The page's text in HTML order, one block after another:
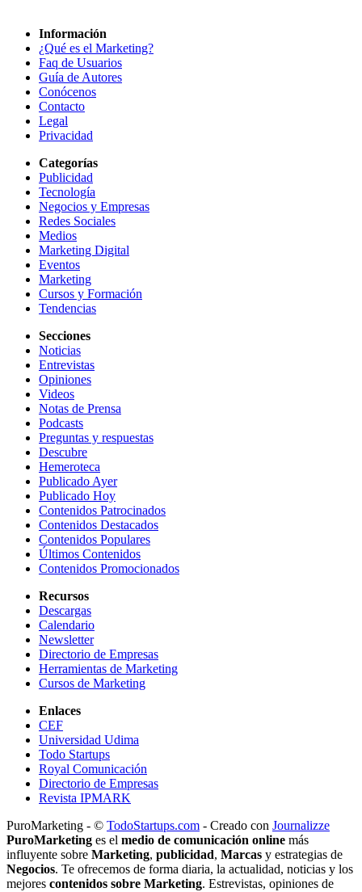
Información
¿Qué es el Marketing?
Faq de Usuarios
Guía de Autores
Conócenos
Contacto
Legal
Privacidad
Categorías
Publicidad
Tecnología
Negocios y Empresas
Redes Sociales
Medios
Marketing Digital
Eventos
Marketing
Cursos y Formación
Tendencias
Secciones
Noticias
Entrevistas
Opiniones
Videos
Notas de Prensa
Podcasts
Preguntas y respuestas
Descubre
Hemeroteca
Publicado Ayer
Publicado Hoy
Contenidos Patrocinados
Contenidos Destacados
Contenidos Populares
Últimos Contenidos
Contenidos Promocionados
Recursos
Descargas
Calendario
Newsletter
Directorio de Empresas
Herramientas de Marketing
Cursos de Marketing
Enlaces
CEF
Universidad Udima
Todo Startups
Royal Comunicación
Directorio de Empresas
Revista IPMARK
PuroMarketing - © TodoStartups.com - Creado con Journalizze
PuroMarketing es el medio de comunicación online más
influyente sobre Marketing, publicidad, Marcas y estrategias de
Negocios. Te ofrecemos de forma diaria, la actualidad, noticias y los
mejores contenidos sobre Marketing. Estrevistas, opiniones de